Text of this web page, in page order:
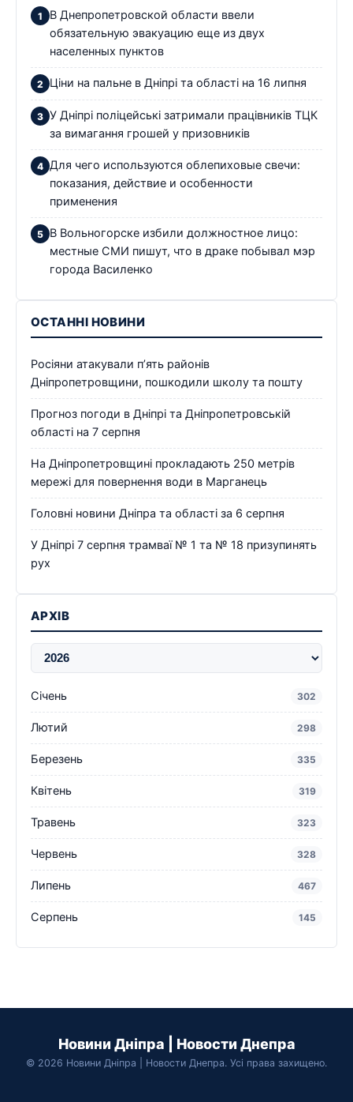
В Днепропетровской области ввели
обязательную эвакуацию еще из двух
населенных пунктов
Ціни на пальне в Дніпрі та області на 16 липня
У Дніпрі поліцейські затримали працівників ТЦК
за вимагання грошей у призовників
Для чего используются облепиховые свечи:
показания, действие и особенности
применения
В Вольногорске избили должностное лицо:
местные СМИ пишут, что в драке побывал мэр
города Василенко
ОСТАННІ НОВИНИ
Росіяни атакували п’ять районів
Дніпропетровщини, пошкодили школу та пошту
Прогноз погоди в Дніпрі та Дніпропетровській
області на 7 серпня
На Дніпропетровщині прокладають 250 метрів
мережі для повернення води в Марганець
Головні новини Дніпра та області за 6 серпня
У Дніпрі 7 серпня трамваї № 1 та № 18 призупинять
рух
АРХІВ
Січень 302
Лютий 298
Березень 335
Квітень 319
Травень 323
Червень 328
Липень 467
Серпень 145
Новини Дніпра | Новости Днепра
© 2026 Новини Дніпра | Новости Днепра. Усі права захищено.